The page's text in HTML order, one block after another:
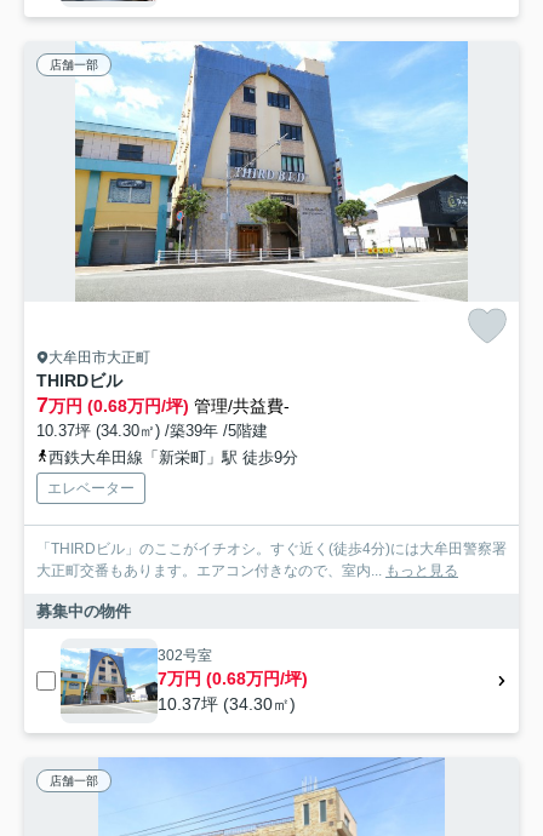
店舗一部
大牟田市大正町
THIRDビル
7万円 (0.68万円/坪) 管理/共益費-
10.37坪 (34.30㎡) /築39年 /5階建
西鉄大牟田線「新栄町」駅 徒歩9分
エレベーター
「THIRDビル」のここがイチオシ。すぐ近く(徒歩4分)には大牟田警察署
大正町交番もあります。エアコン付きなので、室内... もっと見る
募集中の物件
302号室
7万円 (0.68万円/坪)
10.37坪 (34.30㎡)
店舗一部